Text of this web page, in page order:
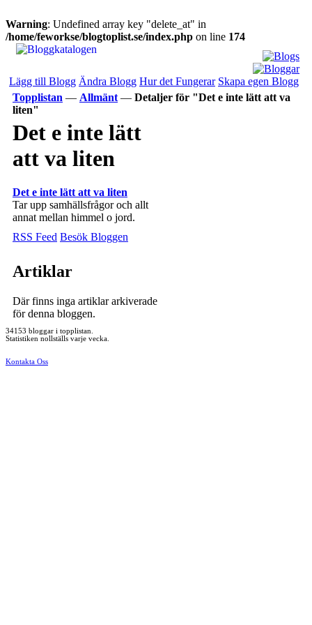
Warning: Undefined array key "delete_at" in
/home/feworkse/blogtoplist.se/index.php on line 174
Lägg till Blogg Ändra Blogg Hur det Fungerar Skapa egen Blogg
Topplistan — Allmänt — Detaljer för "Det e inte lätt att va
liten"
Det e inte lätt
att va liten
Det e inte lätt att va liten
Tar upp samhällsfrågor och allt
annat mellan himmel o jord.
RSS Feed Besök Bloggen
Artiklar
Där finns inga artiklar arkiverade
för denna bloggen.
34153 bloggar i topplistan.
Statistiken nollställs varje vecka.
Kontakta Oss